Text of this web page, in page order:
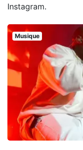
Instagram.
Musique